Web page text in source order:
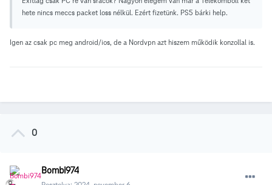
hete nincs meccs packet loss nélkül. Ezért fizetünk. PS5 bárki help.
Igen az csak pc meg android/ios, de a Nordvpn azt hiszem működik konzollal is.
0
Bombi974